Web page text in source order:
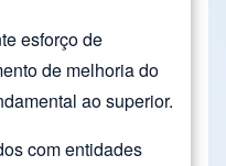
esforço de
de melhoria do
ao superior.
com entidades